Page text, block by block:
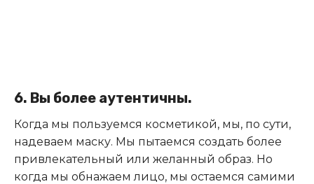
6. Вы более аутентичны.
Когда мы пользуемся косметикой, мы, по сути,
надеваем маску. Мы пытаемся создать более
привлекательный или желанный образ. Но
когда мы обнажаем лицо, мы остаемся самими